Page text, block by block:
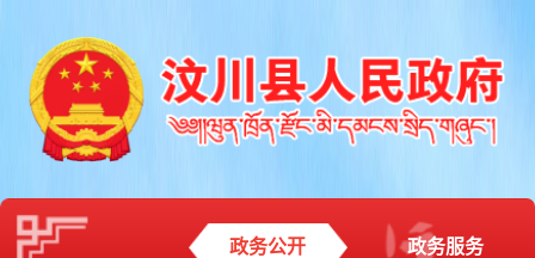
政务公开 政务服务